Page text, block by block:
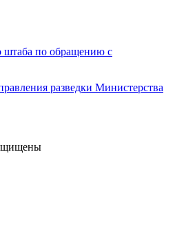
штаба по обращению с
разведки Министерства